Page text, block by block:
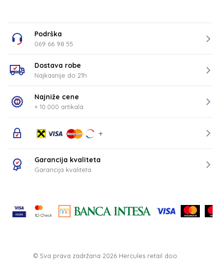
Podrška
069 66 98 55
Dostava robe
Najkasnije do 21h
Najniže cene
+ 10.000 artikala
Garancija kvaliteta
Garancija kvaliteta
© Sva prava zadržana 2026Hercules retail doo